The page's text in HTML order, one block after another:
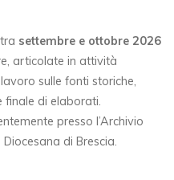
settembre e ottobre 2026
articolate in attività
sulle fonti storiche,
finale di elaborati.
presso l’Archivio
di Brescia.